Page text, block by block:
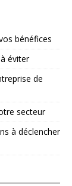
bénéfices
éviter
de
secteur
à déclencher